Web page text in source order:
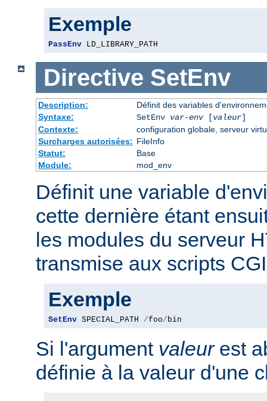
Exemple
PassEnv LD_LIBRARY_PATH
Directive SetEnv
Description:
Définit des variables
Syntaxe:
SetEnv var-env[valeur]
Contexte:
configuration globale, serveur
Surcharges autorisées: FileInfo
Statut:
Base
Module:
mod_env
Définit une variable
cette dernière étant
les modules du serveur
transmise aux scripts
Exemple
SetEnv SPECIAL_PATH /foo/bin
Si l'argument valeurest
définie à la valeur d'une